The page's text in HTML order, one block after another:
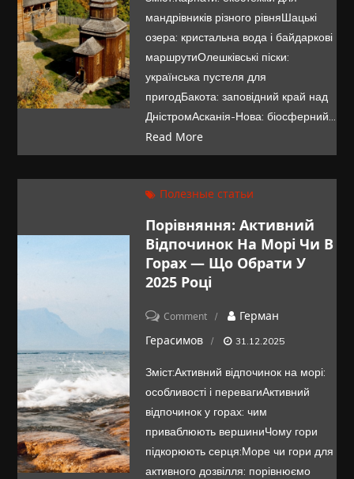
екотуристичних
України
мандрівників різного рівняШацькі
озера: кристальна вода і байдаркові
маршрутиОлешківські піски:
українська пустеля для
пригодБакота: заповідний край над
ДністромАсканія-Нова: біосферний…
Read More
Полезные статьи
Порівняння: Активний
Відпочинок На Морі Чи В
Горах — Що Обрати У
2025 Році
Commenton
Порівняння:
відпочинок
чи
в
Герман
Герасимов
31.12.2025
Зміст:Активний відпочинок на морі:
особливості і перевагиАктивний
відпочинок у горах: чим
приваблюють вершиниЧому гори
підкорюють серця:Море чи гори для
активного дозвілля: порівнюємо